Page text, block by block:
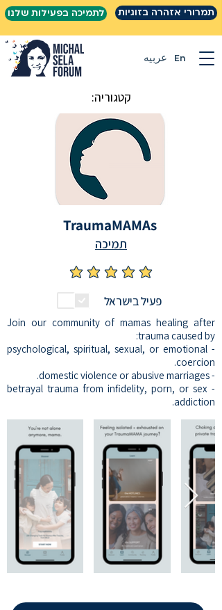
תמרורי אזהרה בזוגיות לתמיכה בפעילות שלנו
عربيه En
קטגוריה:
TraumaMAMAs
תמיכה
אין עדיין דירוגים
פעיל בישראל
Join our community of mamas healing after
trauma caused by:
- psychological, spiritual, sexual, or emotional
coercion.
- domestic violence or abusive marriages.
- betrayal trauma from infidelity, porn, or sex
addiction.